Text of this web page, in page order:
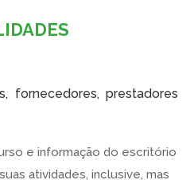
fornecedores, prestadores
e informação do escritório
atividades, inclusive, mas